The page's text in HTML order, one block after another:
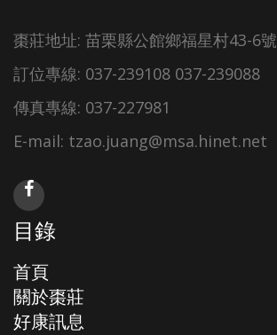
棗莊地址: 苗栗縣公館鄉福星村43-6號
訂位專線: 037-239108 037-239088
傳真專線: 037-227981
E-mail: tzao.juang@msa.hinet.net
目錄
首頁
關於棗莊
好康訊息